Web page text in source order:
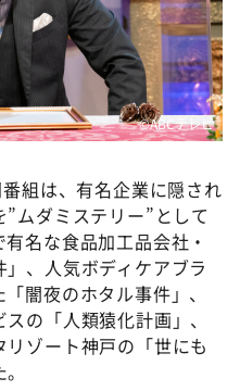
©ABCテレビ
組は、有名企業に隠され
ムダミステリー”として
名な食品加工品会社・
、人気ボディケアブラ
闇夜のホタル事件」、
の「人類猿化計画」、
ゾート神戸の「世にも